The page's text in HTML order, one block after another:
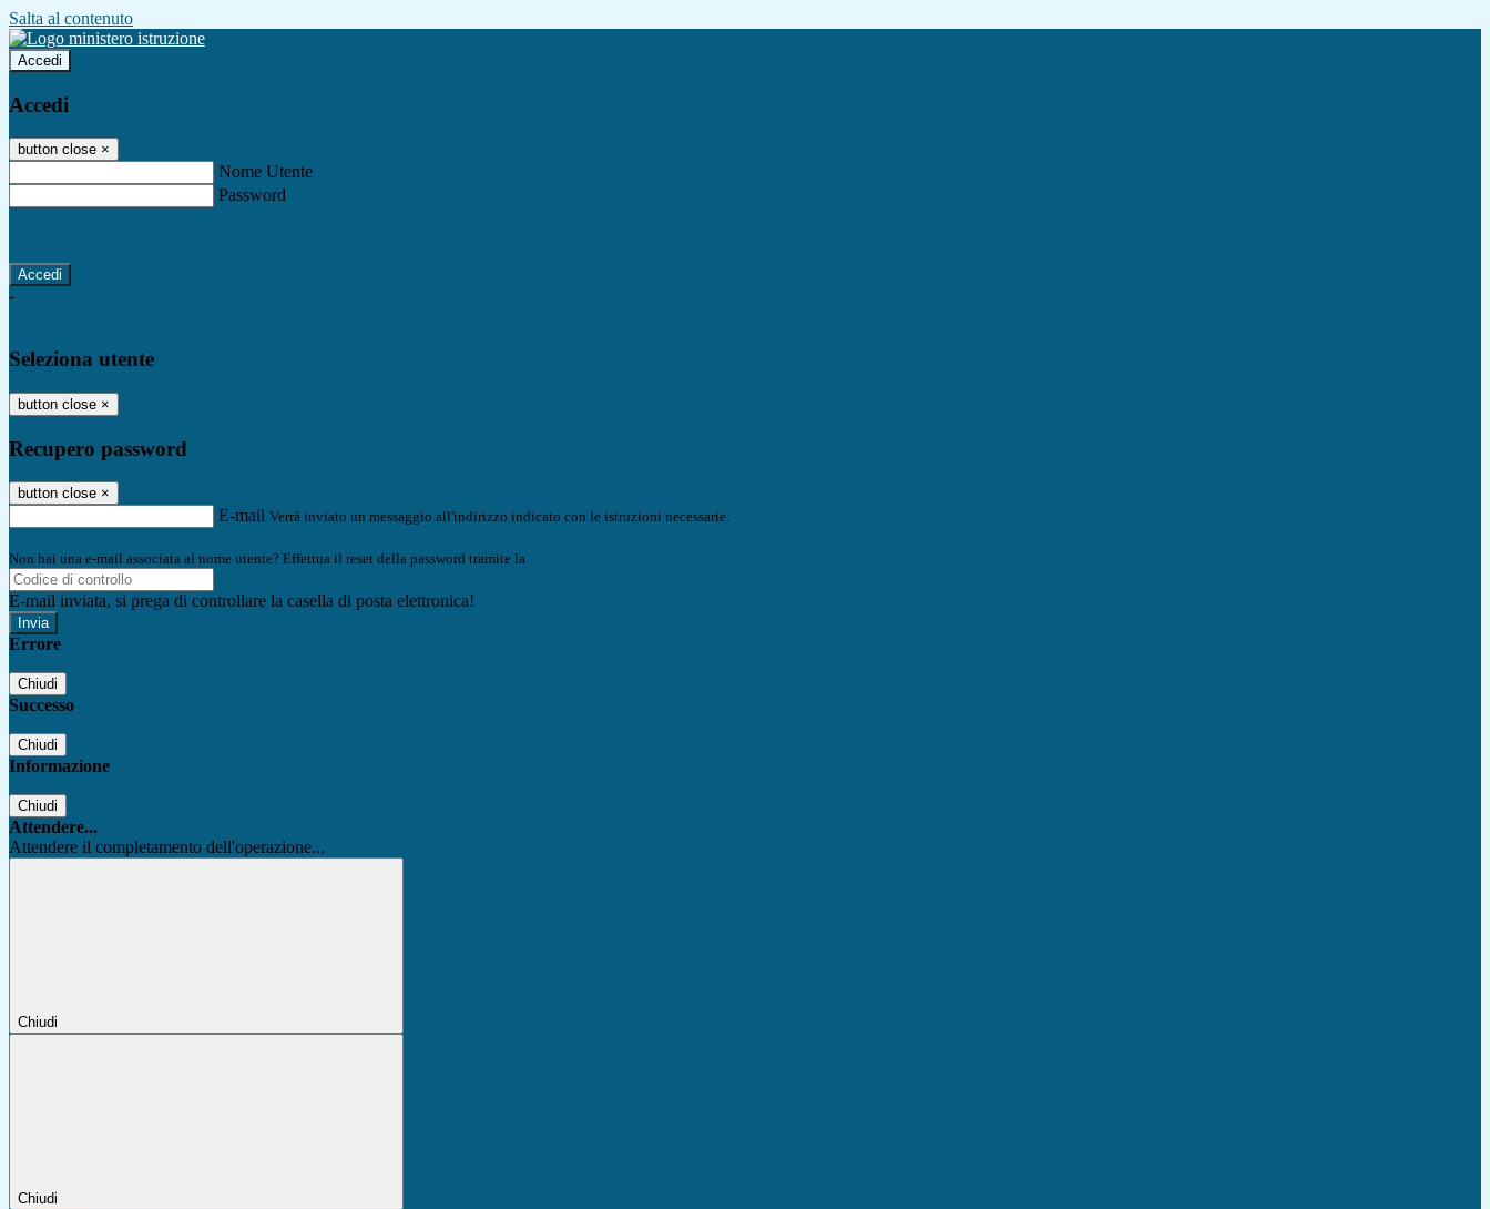
Salta al contenuto
Accedi
Accedi
button close ×
Nome Utente
Password
-
Seleziona utente
button close ×
Recupero password
button close ×
E-mail Verrà inviato un messaggio all'indirizzo indicato con le istruzioni necessarie.
Non hai una e-mail associata al nome utente? Effettua il reset della password tramite la
E-mail inviata, si prega di controllare la casella di posta elettronica!
Errore
Chiudi
Successo
Chiudi
Informazione
Chiudi
Attendere...
Attendere il completamento dell'operazione...
Chiudi
Chiudi